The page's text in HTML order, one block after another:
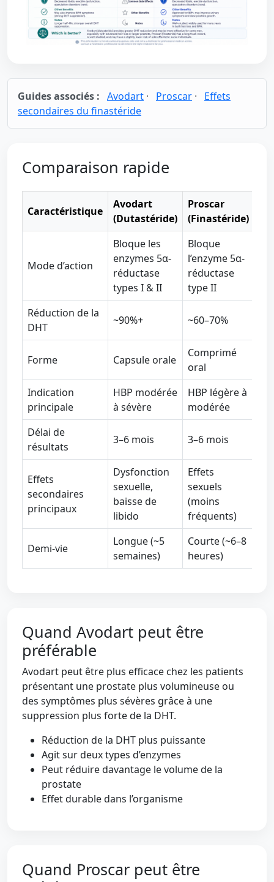
Guides associés : Avodart · Proscar ·
Effets
secondaires du finastéride
Comparaison rapide
Caractéristique
Avodart
(Dutastéride)
Proscar
(Finastéride)
Mode d’action
Bloque les
enzymes 5α-
réductase
types I & II
Bloque
l’enzyme 5α-
réductase
type II
Réduction de la
DHT
~90%+ ~60–70%
Forme Capsule orale
Comprimé
oral
Indication
principale
HBP modérée
à sévère
HBP légère à
modérée
Délai de
résultats
3–6 mois 3–6 mois
Effets
secondaires
principaux
Dysfonction
sexuelle,
baisse de
libido
Effets
sexuels
(moins
fréquents)
Demi-vie
Longue (~5
semaines)
Courte (~6–8
heures)
Quand Avodart peut être
préférable
Avodart peut être plus efficace chez les patients
présentant une prostate plus volumineuse ou
des symptômes plus sévères grâce à une
suppression plus forte de la DHT.
Réduction de la DHT plus puissante
Agit sur deux types d’enzymes
Peut réduire davantage le volume de la
prostate
Effet durable dans l’organisme
Quand Proscar peut être